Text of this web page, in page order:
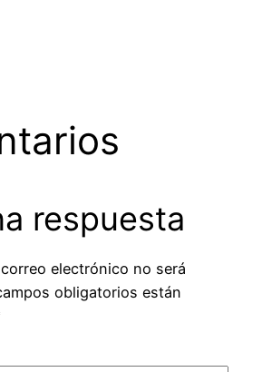
respuesta
electrónico no será
obligatorios están